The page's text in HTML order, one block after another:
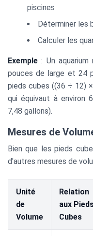
piscines
Déterminer les
Calculer les
Exemple : Un
pouces de large et 24
pieds cubes ((36 ÷ 12)
qui équivaut à environ
7,48 gallons).
Mesures de
Bien que les pieds
d'autres mesures de
Unité
de
Volume
Relation
aux
Cubes